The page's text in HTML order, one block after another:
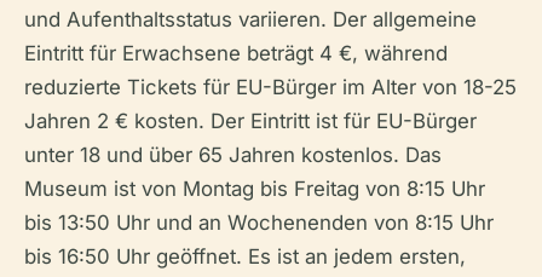
und Aufenthaltsstatus variieren. Der allgemeine
Eintritt für Erwachsene beträgt 4 €, während
reduzierte Tickets für EU-Bürger im Alter von 18-25
Jahren 2 € kosten. Der Eintritt ist für EU-Bürger
unter 18 und über 65 Jahren kostenlos. Das
Museum ist von Montag bis Freitag von 8:15 Uhr
bis 13:50 Uhr und an Wochenenden von 8:15 Uhr
bis 16:50 Uhr geöffnet. Es ist an jedem ersten,